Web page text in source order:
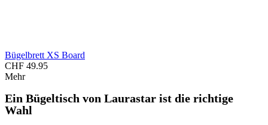
Bügelbrett XS Board
CHF 49.95
Mehr
Ein Bügeltisch von Laurastar ist die richtige
Wahl